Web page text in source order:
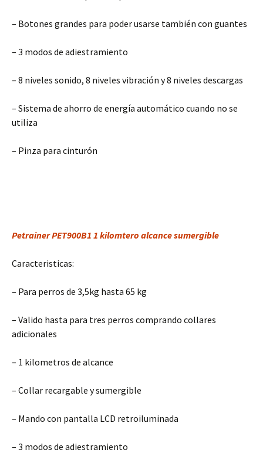
– Botones grandes para poder usarse también con guantes
– 3 modos de adiestramiento
– 8 niveles sonido, 8 niveles vibración y 8 niveles descargas
– Sistema de ahorro de energía automático cuando no se
utiliza
– Pinza para cinturón
Petrainer PET900B1 1 kilomtero alcance sumergible
Caracteristicas:
– Para perros de 3,5kg hasta 65 kg
– Valido hasta para tres perros comprando collares
adicionales
– 1 kilometros de alcance
– Collar recargable y sumergible
– Mando con pantalla LCD retroiluminada
– 3 modos de adiestramiento